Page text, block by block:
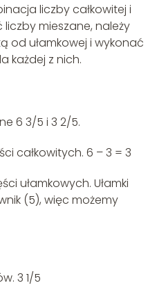
liczby całkowitej i
mieszane, należy
od ułamkowej i wykonać
każdej z nich.
6 3/5 i 3 2/5.
całkowitych. 6 – 3 = 3
ułamkowych. Ułamki
(5), więc możemy
3 1/5